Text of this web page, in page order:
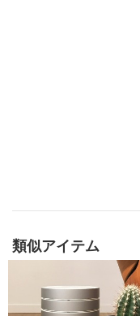
類似アイテム